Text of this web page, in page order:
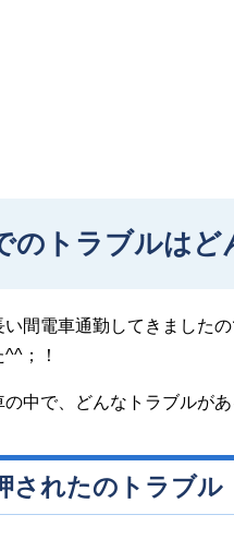
のトラブルはど
間電車通勤してきました
；！
の中で、どんなトラブルが
されたのトラブル